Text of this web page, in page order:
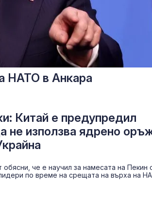
НАТО в Анкара
Китай е предупредил
не използва ядрено
че е научил за намесата на Пекин
по време на срещата на върха на